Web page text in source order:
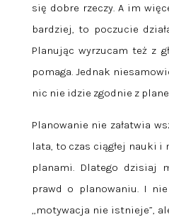
się dobre rzeczy. A im
bardziej, to poczucie
Planując wyrzucam też z
pomaga. Jednak
nic nie idzie zgodnie z
Planowanie nie załatwia
lata, to czas ciągłej nauki
planami. Dlatego dzisiaj
prawd o planowaniu. I
„motywacja nie istnieje”,